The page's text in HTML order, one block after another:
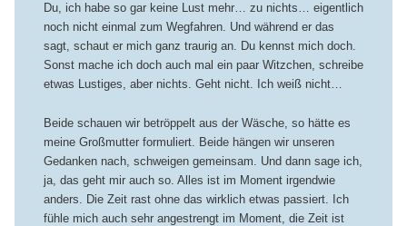
Du, ich habe so gar keine Lust mehr… zu nichts… eigentlich
noch nicht einmal zum Wegfahren. Und während er das
sagt, schaut er mich ganz traurig an. Du kennst mich doch.
Sonst mache ich doch auch mal ein paar Witzchen, schreibe
etwas Lustiges, aber nichts. Geht nicht. Ich weiß nicht…
Beide schauen wir betröppelt aus der Wäsche, so hätte es
meine Großmutter formuliert. Beide hängen wir unseren
Gedanken nach, schweigen gemeinsam. Und dann sage ich,
ja, das geht mir auch so. Alles ist im Moment irgendwie
anders. Die Zeit rast ohne das wirklich etwas passiert. Ich
fühle mich auch sehr angestrengt im Moment, die Zeit ist